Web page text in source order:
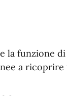
la funzione
a